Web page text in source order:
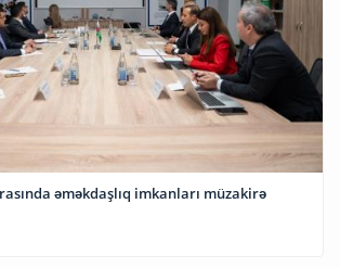
əməkdaşlıq imkanları müzakirə